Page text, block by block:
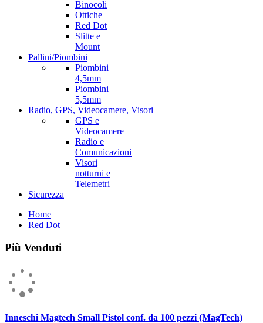
Binocoli
Ottiche
Red Dot
Slitte e
Mount
Pallini/Piombini
Piombini
4,5mm
Piombini
5,5mm
Radio, GPS, Videocamere, Visori
GPS e
Videocamere
Radio e
Comunicazioni
Visori
notturni e
Telemetri
Sicurezza
Home
Red Dot
Più Venduti
Inneschi Magtech Small Pistol conf. da 100 pezzi (MagTech)